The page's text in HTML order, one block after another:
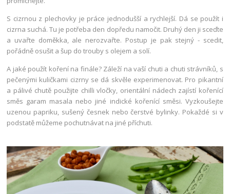
S cizrnou z plechovky je práce jednodušší a rychlejší. Dá se použít i
cizrna suchá. Tu je potřeba den dopředu namočit. Druhý den ji sceďte
a uvařte doměkka, ale nerozvařte. Postup je pak stejný - scedit,
pořádně osušit a šup do trouby s olejem a solí.
A jaké použít koření na finále? Záleží na vaší chuti a chuti strávníků, s
pečenými kuličkami cizrny se dá skvěle experimenovat. Pro pikantní
a pálivé chutě použijte chilli vločky, orientální nádech zajístí kořenící
směs garam masala nebo jiné indické kořenící směsi. Vyzkoušejte
uzenou papriku, sušený česnek nebo čerstvé bylinky. Pokaždé si v
podstatě můžeme pochutnávat na jiné příchuti.